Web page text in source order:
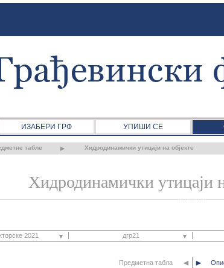
ИЗАБЕРИ ГРФ УПИШИ СЕ
табле Хидродинамички утицаји на објекте
Хидродинамички утицаји
2021 дгр21
дгр21 ◄
Предметна табла ►